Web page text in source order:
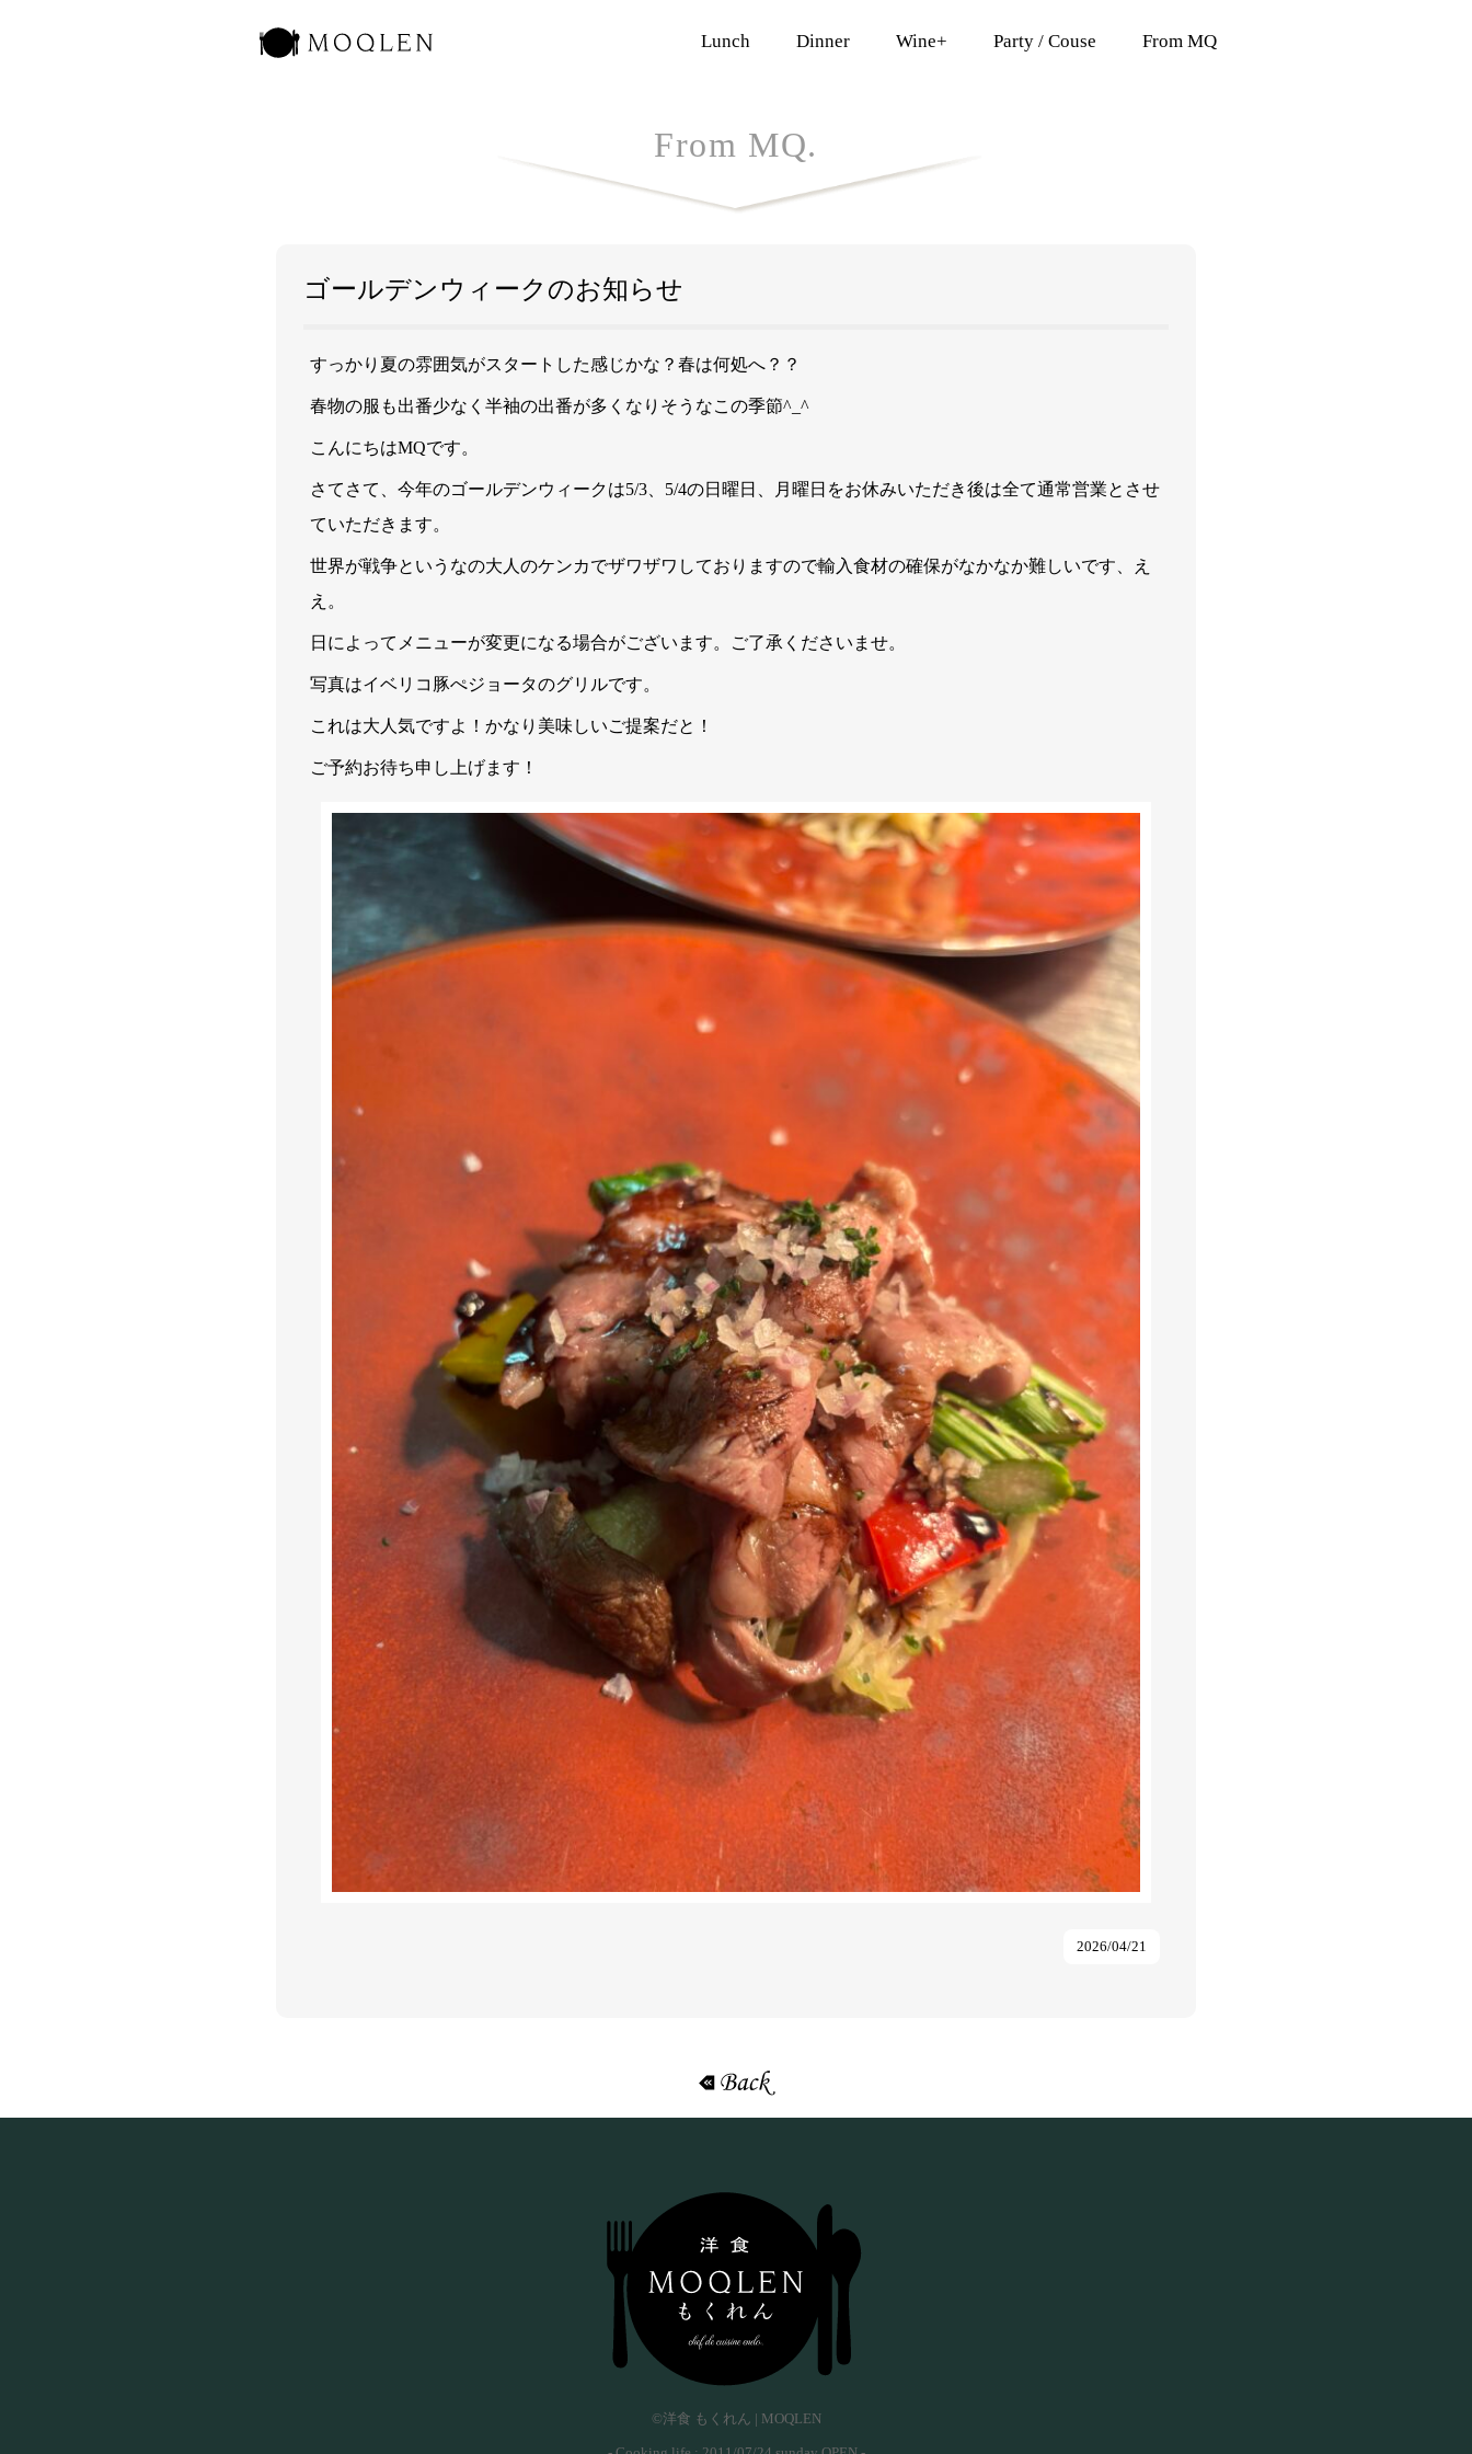
洋食 もくれん | MOQLEN
Lunch Dinner Wine+ Party / Couse From MQ
From MQ.
ゴールデンウィークのお知らせ
すっかり夏の雰囲気がスタートした感じかな？春は何処へ？？
春物の服も出番少なく半袖の出番が多くなりそうなこの季節^_^
こんにちはMQです。
さてさて、今年のゴールデンウィークは5/3、5/4の日曜日、月曜日をお休みいただき後は全て通常営業とさせ
ていただきます。
世界が戦争というなの大人のケンカでザワザワしておりますので輸入食材の確保がなかなか難しいです、え
え。
日によってメニューが変更になる場合がございます。ご了承くださいませ。
写真はイベリコ豚ぺジョータのグリルです。
これは大人気ですよ！かなり美味しいご提案だと！
ご予約お待ち申し上げます！
2026/04/21
©洋食 もくれん | MOQLEN